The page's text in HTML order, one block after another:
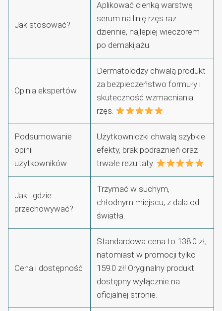
Jak stosować?
Aplikować cienką warstwę
serum na linię rzęs raz
dziennie, najlepiej wieczorem
po demakijażu.
Opinia ekspertów
Dermatolodzy chwalą produkt
za bezpieczeństwo formuły i
skuteczność wzmacniania
rzęs.
Podsumowanie
opinii
użytkowników
Użytkowniczki chwalą szybkie
efekty, brak podrażnień oraz
trwałe rezultaty.
Jak i gdzie
przechowywać?
Trzymać w suchym,
chłodnym miejscu, z dala od
światła.
Cena i dostępność
Standardowa cena to 138.0 zł,
natomiast w promocji tylko
159.0 zł! Oryginalny produkt
dostępny wyłącznie na
oficjalnej stronie.